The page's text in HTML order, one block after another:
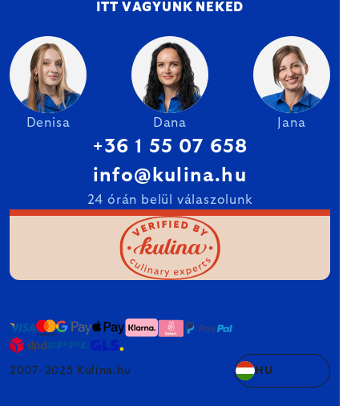
ITT VAGYUNK NEKED
Denisa Dana Jana
+36 1 55 07 658
info@kulina.hu
24 órán belül válaszolunk
2007–2025 Kulina.hu HU